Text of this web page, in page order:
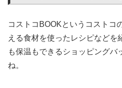
コストコBOOKというコストコ
える食材を使ったレシピなどを
も保温もできるショッピングバ
ね。